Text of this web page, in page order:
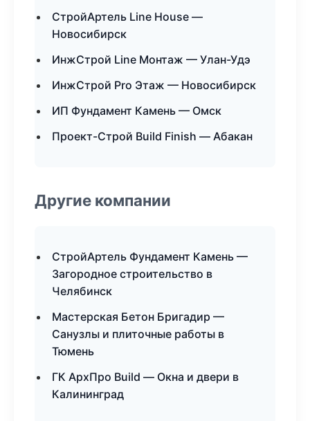
СтройАртель Line House —
Новосибирск
ИнжСтрой Line Монтаж — Улан-Удэ
ИнжСтрой Pro Этаж — Новосибирск
ИП Фундамент Камень — Омск
Проект-Строй Build Finish — Абакан
Другие компании
СтройАртель Фундамент Камень —
Загородное строительство в
Челябинск
Мастерская Бетон Бригадир —
Санузлы и плиточные работы в
Тюмень
ГК АрхПро Build — Окна и двери в
Калининград